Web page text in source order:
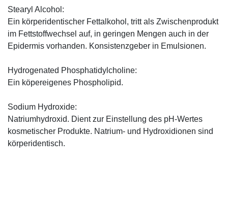
Stearyl Alcohol:
Ein körperidentischer Fettalkohol, tritt als Zwischenprodukt
im Fettstoffwechsel auf, in geringen Mengen auch in der
Epidermis vorhanden. Konsistenzgeber in Emulsionen.
Hydrogenated Phosphatidylcholine:
Ein köpereigenes Phospholipid.
Sodium Hydroxide:
Natriumhydroxid. Dient zur Einstellung des pH-Wertes
kosmetischer Produkte. Natrium- und Hydroxidionen sind
körperidentisch.